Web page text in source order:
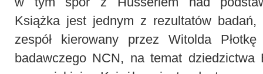
Książka jest jednym z rezultatów badań,
zespół kierowany przez Witolda
badawczego NCN, na temat dziedzictwa